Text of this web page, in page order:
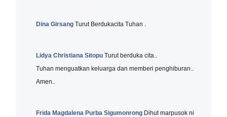
Dina Girsang Turut Berdukacita Tuhan .
Lidya Christiana Sitopu Turut berduka cita..
Tuhan menguatkan keluarga dan memberi penghiburan..
Amen..
Frida Magdalena Purba Sigumonrong Dihut marpusok ni